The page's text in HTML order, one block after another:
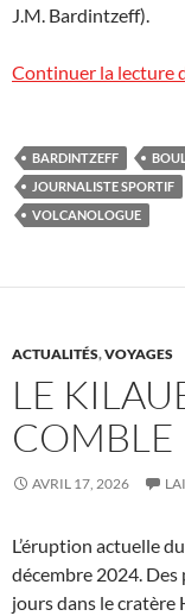
J.M. Bardintzeff).
Continuer la lecture
BARDINTZEFF
JOURNALISTE SPORTIF
VOLCANOLOGUE
ACTUALITÉS,VOYAGES
LE
COMBLE
AVRIL 17, 2026
L’éruption actuelle
décembre 2024.
jours dans le cratère